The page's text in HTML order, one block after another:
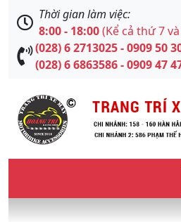
Thời gian làm việc:
8:00 - 18:00(Kể cả thứ 7
(028) 6 2713025 - 0909 50
(028) 6 6863586 - 0909 47